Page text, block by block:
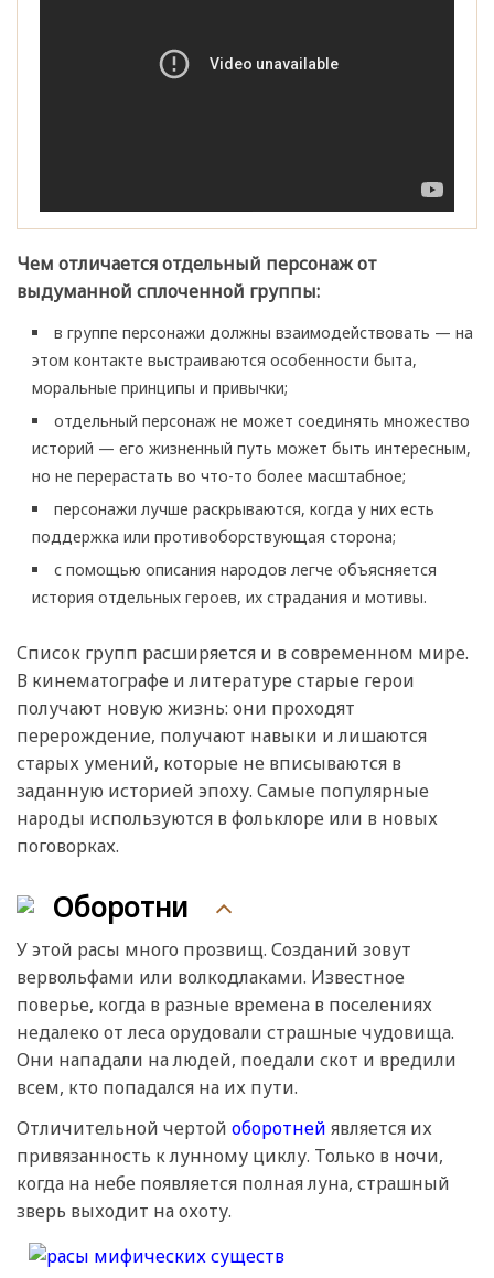
Чем отличается отдельный персонаж от
выдуманной сплоченной группы:
в группе персонажи должны взаимодействовать — на
этом контакте выстраиваются особенности быта,
моральные принципы и привычки;
отдельный персонаж не может соединять множество
историй — его жизненный путь может быть интересным,
но не перерастать во что-то более масштабное;
персонажи лучше раскрываются, когда у них есть
поддержка или противоборствующая сторона;
с помощью описания народов легче объясняется
история отдельных героев, их страдания и мотивы.
Список групп расширяется и в современном мире.
В кинематографе и литературе старые герои
получают новую жизнь: они проходят
перерождение, получают навыки и лишаются
старых умений, которые не вписываются в
заданную историей эпоху. Самые популярные
народы используются в фольклоре или в новых
поговорках.
Оборотни
У этой расы много прозвищ. Созданий зовут
вервольфами или волкодлаками. Известное
поверье, когда в разные времена в поселениях
недалеко от леса орудовали страшные чудовища.
Они нападали на людей, поедали скот и вредили
всем, кто попадался на их пути.
Отличительной чертой оборотней является их
привязанность к лунному циклу. Только в ночи,
когда на небе появляется полная луна, страшный
зверь выходит на охоту.